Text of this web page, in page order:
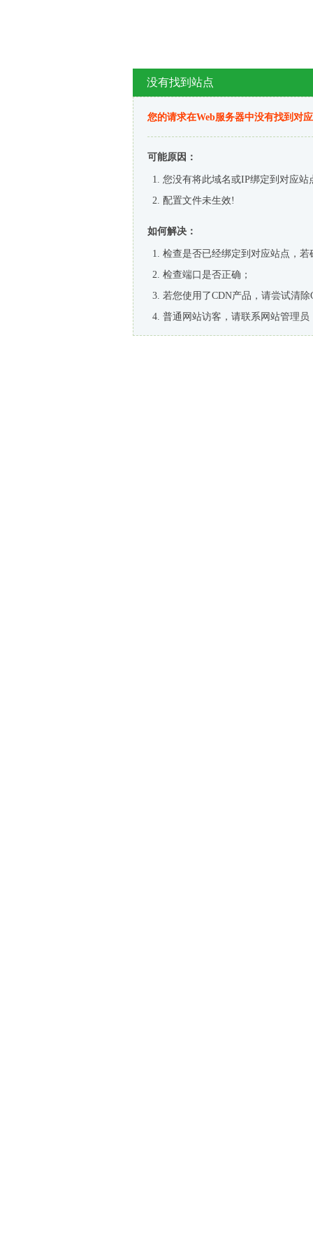
没有找到站点
您的请求在Web服务器中没有找到对
可能原因：
您没有将此域名或IP绑定到对应站
配置文件未生效!
如何解决：
检查是否已经绑定到对应站点，
检查端口是否正确；
若您使用了CDN产品，请尝试清除
普通网站访客，请联系网站管理员